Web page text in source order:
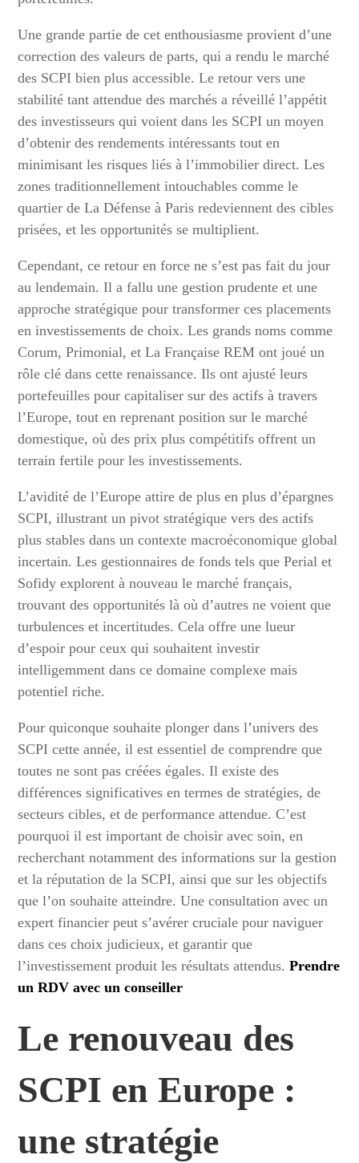
Une grande partie de cet enthousiasme provient d’une
correction des valeurs de parts, qui a rendu le marché
des SCPI bien plus accessible. Le retour vers une
stabilité tant attendue des marchés a réveillé l’appétit
des investisseurs qui voient dans les SCPI un moyen
d’obtenir des rendements intéressants tout en
minimisant les risques liés à l’immobilier direct. Les
zones traditionnellement intouchables comme le
quartier de La Défense à Paris redeviennent des cibles
prisées, et les opportunités se multiplient.
Cependant, ce retour en force ne s’est pas fait du jour
au lendemain. Il a fallu une gestion prudente et une
approche stratégique pour transformer ces placements
en investissements de choix. Les grands noms comme
Corum, Primonial, et La Française REM ont joué un
rôle clé dans cette renaissance. Ils ont ajusté leurs
portefeuilles pour capitaliser sur des actifs à travers
l’Europe, tout en reprenant position sur le marché
domestique, où des prix plus compétitifs offrent un
terrain fertile pour les investissements.
L’avidité de l’Europe attire de plus en plus d’épargnes
SCPI, illustrant un pivot stratégique vers des actifs
plus stables dans un contexte macroéconomique global
incertain. Les gestionnaires de fonds tels que Perial et
Sofidy explorent à nouveau le marché français,
trouvant des opportunités là où d’autres ne voient que
turbulences et incertitudes. Cela offre une lueur
d’espoir pour ceux qui souhaitent investir
intelligemment dans ce domaine complexe mais
potentiel riche.
Pour quiconque souhaite plonger dans l’univers des
SCPI cette année, il est essentiel de comprendre que
toutes ne sont pas créées égales. Il existe des
différences significatives en termes de stratégies, de
secteurs cibles, et de performance attendue. C’est
pourquoi il est important de choisir avec soin, en
recherchant notamment des informations sur la gestion
et la réputation de la SCPI, ainsi que sur les objectifs
que l’on souhaite atteindre. Une consultation avec un
expert financier peut s’avérer cruciale pour naviguer
dans ces choix judicieux, et garantir que
l’investissement produit les résultats attendus.Prendre
un RDV avec un conseiller
Le renouveau des
SCPI en Europe :
une stratégie